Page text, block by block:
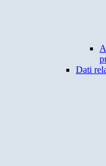
Dati